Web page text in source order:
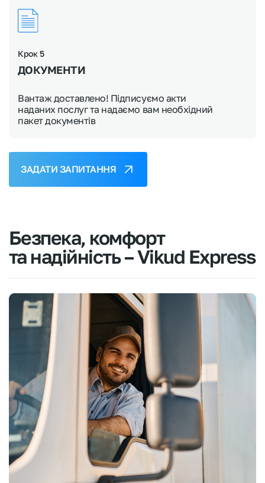
Крок 5
ДОКУМЕНТИ
Вантаж доставлено! Підписуємо акти
наданих послуг та надаємо вам необхідний
пакет документів
ЗАДАТИ ЗАПИТАННЯ
Безпека, комфорт
та надійність –Vikud Express